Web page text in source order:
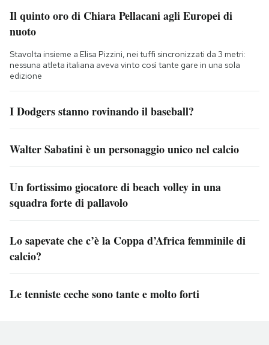
Il quinto oro di Chiara Pellacani agli Europei di
nuoto
Stavolta insieme a Elisa Pizzini, nei tuffi sincronizzati da 3 metri:
nessuna atleta italiana aveva vinto così tante gare in una sola
edizione
I Dodgers stanno rovinando il baseball?
Walter Sabatini è un personaggio unico nel calcio
Un fortissimo giocatore di beach volley in una
squadra forte di pallavolo
Lo sapevate che c’è la Coppa d’Africa femminile di
calcio?
Le tenniste ceche sono tante e molto forti